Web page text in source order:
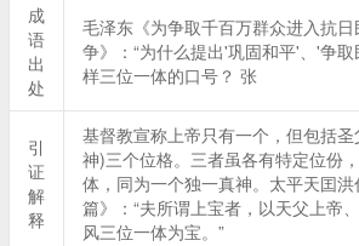
成
语
出
处
毛泽东《为争取千百万群众进入抗
争》：“为什么提出'巩固和平'、'争
样三位一体的口号？ 张
引
证
解
释
基督教宣称上帝只有一个，但包括
神)三个位格。三者虽各有特定位份
体，同为一个独一真神。太平天囯
篇》：“夫所谓上宝者，以天父上帝
风三位一体为宝。”